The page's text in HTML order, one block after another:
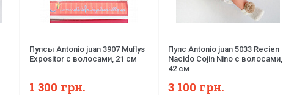
Пупсы Antonio juan 3907 Muflys
Expositor с волосами, 21 см
1 300 грн.
Пупс Antonio juan 5033 Recien
Nacido Cojin Nino с волосами,
42 см
3 100 грн.